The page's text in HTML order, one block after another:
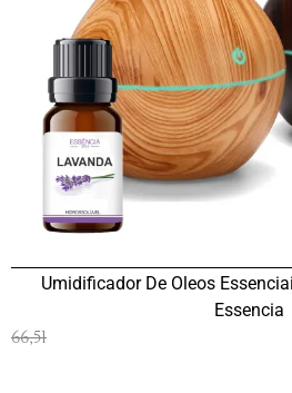
Umidificador De Oleos
Essencia
66,51